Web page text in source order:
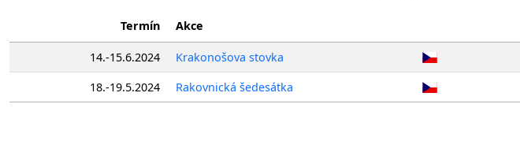
Termín Akce
14.-15.6.2024 Krakonošova stovka
18.-19.5.2024
Rakovnická šedesátka